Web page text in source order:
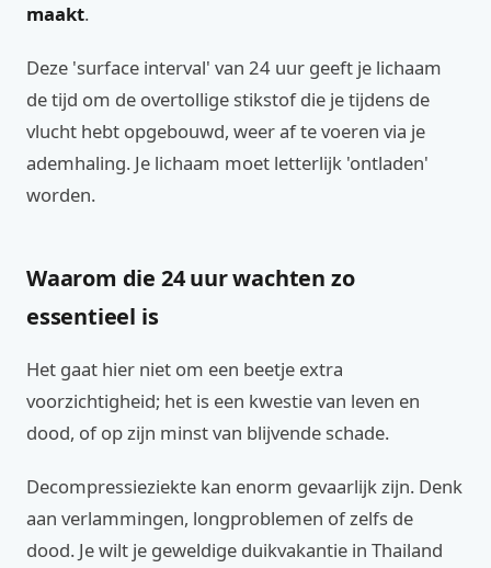
maakt.
Deze 'surface interval' van 24 uur geeft je lichaam
de tijd om de overtollige stikstof die je tijdens de
vlucht hebt opgebouwd, weer af te voeren via je
ademhaling. Je lichaam moet letterlijk 'ontladen'
worden.
Waarom die 24 uur wachten zo
essentieel is
Het gaat hier niet om een beetje extra
voorzichtigheid; het is een kwestie van leven en
dood, of op zijn minst van blijvende schade.
Decompressieziekte kan enorm gevaarlijk zijn. Denk
aan verlammingen, longproblemen of zelfs de
dood. Je wilt je geweldige duikvakantie in Thailand